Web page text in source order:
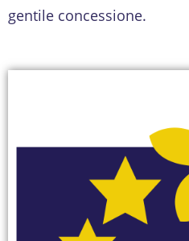
gentile concessione.